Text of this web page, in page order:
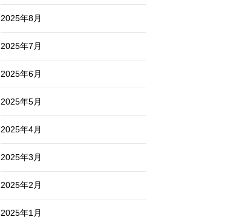
2025年8月
2025年7月
2025年6月
2025年5月
2025年4月
2025年3月
2025年2月
2025年1月